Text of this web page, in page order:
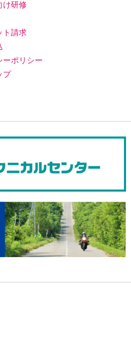
け研修
ト請求
ーポリシー
プ